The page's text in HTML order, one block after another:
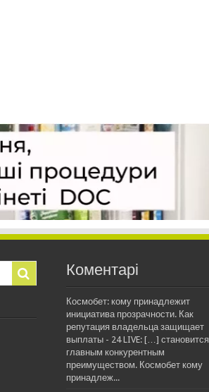
Коментарі
Космобет: кому принадлежит
инициатива прозрачности. Как
репутация владельца защищает
выплаты - 24 LIVE: […] становится
главным конкурентным
преимуществом. Космобет кому
принадлеж...